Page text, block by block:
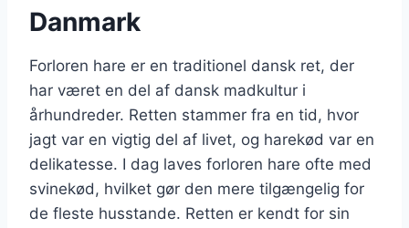
Danmark
Forloren hare er en traditionel dansk ret, der
har været en del af dansk madkultur i
århundreder. Retten stammer fra en tid, hvor
jagt var en vigtig del af livet, og harekød var en
delikatesse. I dag laves forloren hare ofte med
svinekød, hvilket gør den mere tilgængelig for
de fleste husstande. Retten er kendt for sin